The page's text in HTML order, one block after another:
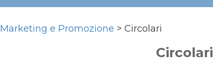
Marketing e Promozione > Circolari
Circolari